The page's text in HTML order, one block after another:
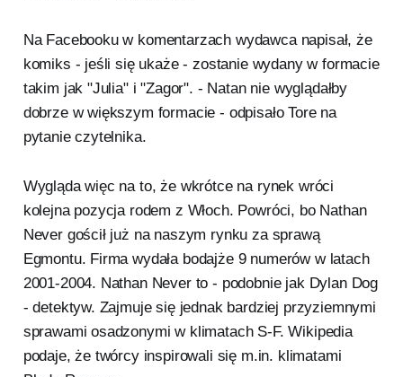
Na Facebooku w komentarzach wydawca napisał, że
komiks - jeśli się ukaże - zostanie wydany w formacie
takim jak "Julia" i "Zagor". - Natan nie wyglądałby
dobrze w większym formacie - odpisało Tore na
pytanie czytelnika.
Wygląda więc na to, że wkrótce na rynek wróci
kolejna pozycja rodem z Włoch. Powróci, bo Nathan
Never gościł już na naszym rynku za sprawą
Egmontu. Firma wydała bodajże 9 numerów w latach
2001-2004. Nathan Never to - podobnie jak Dylan Dog
- detektyw. Zajmuje się jednak bardziej przyziemnymi
sprawami osadzonymi w klimatach S-F. Wikipedia
podaje, że twórcy inspirowali się m.in. klimatami